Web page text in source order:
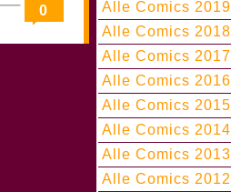
0
Alle Comics 2019
Alle Comics 2018
Alle Comics 2017
Alle Comics 2016
Alle Comics 2015
Alle Comics 2014
Alle Comics 2013
Alle Comics 2012